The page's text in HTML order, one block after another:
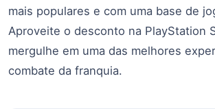
mais populares e com uma base de
Aproveite o desconto na PlayStation
mergulhe em uma das melhores
combate da franquia.